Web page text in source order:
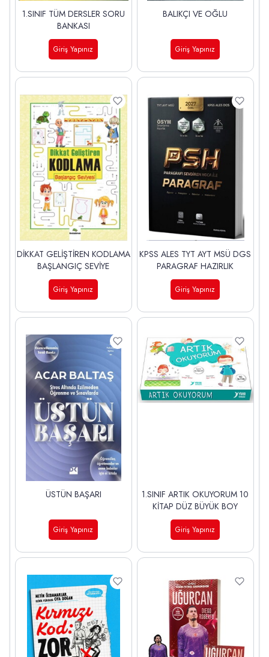
1.SINIF TÜM DERSLER SORU
BANKASI
Giriş Yapınız
BALIKÇI VE OĞLU
Giriş Yapınız
DİKKAT GELİŞTİREN KODLAMA
BAŞLANGIÇ SEVİYE
Giriş Yapınız
KPSS ALES TYT AYT MSÜ DGS
PARAGRAF HAZIRLIK
Giriş Yapınız
ÜSTÜN BAŞARI
Giriş Yapınız
1.SINIF ARTIK OKUYORUM 10
KİTAP DÜZ BÜYÜK BOY
Giriş Yapınız